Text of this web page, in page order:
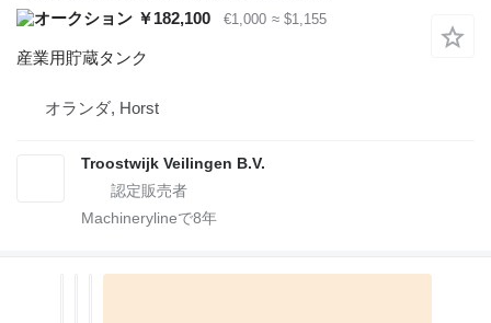
￥182,100
€1,000 ≈ $1,155
産業用貯蔵タンク
オランダ, Horst
Troostwijk Veilingen B.V.
Machinerylineで8年